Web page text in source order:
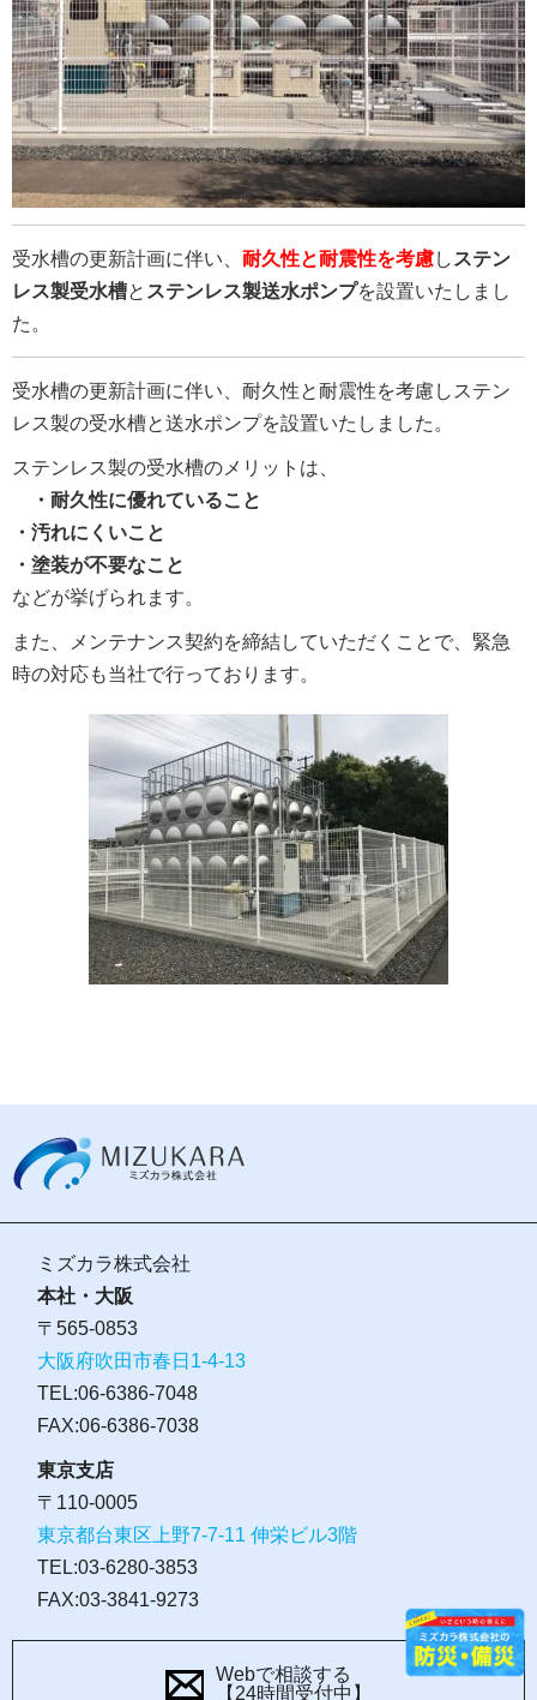
受水槽の更新計画に伴い、 耐久性と耐震性を考慮し ステン
レス製受水槽と ステンレス製送水ポンプを設置いたしまし
た。
受水槽の更新計画に伴い、耐久性と耐震性を考慮しステン
レス製の受水槽と送水ポンプを設置いたしました。
ステンレス製の受水槽のメリットは、
・耐久性に優れていること
・汚れにくいこと
・塗装が不要なこと
などが挙げられます。
また、メンテナンス契約を締結していただくことで、緊急
時の対応も当社で行っております。
ミズカラ株式会社
本社・大阪
〒565-0853
大阪府吹田市春日1-4-13
TEL:06-6386-7048
FAX:06-6386-7038
東京支店
〒110-0005
東京都台東区上野7-7-11 伸栄ビル3階
TEL:03-6280-3853
FAX:03-3841-9273
Webで相談する
【24時間受付中】